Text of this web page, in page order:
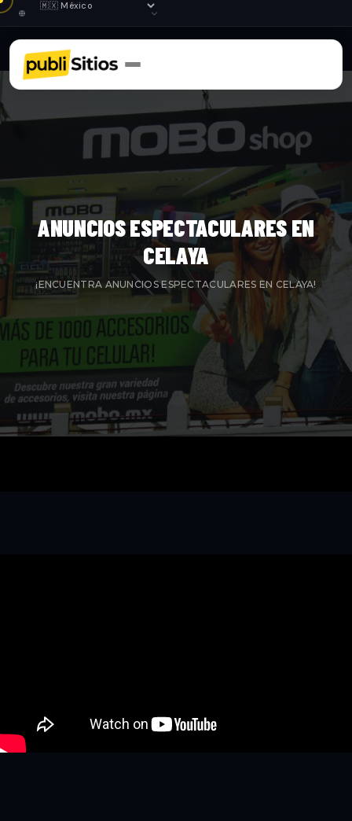
ANUNCIOS ESPECTACULARES EN
CELAYA
¡ENCUENTRA ANUNCIOS ESPECTACULARES EN CELAYA!